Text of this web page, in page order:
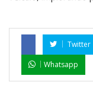
Twitter
Whatsapp